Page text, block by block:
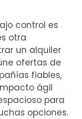
control es
otra
un alquiler
ofertas de
fiables,
ágil
para
opciones.